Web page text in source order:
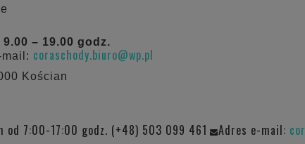
– 19.00 godz.
coraschody.biuro@wp.pl
Kościan
od 7:00-17:00 godz. (+48) 503 099 461 Adres e-mail: